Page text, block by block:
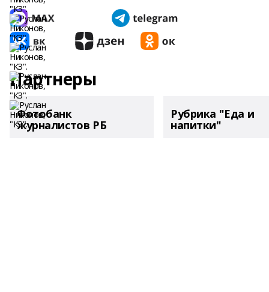
Партнеры
Фотобанк
журналистов РБ
Рубрика "Еда и
напитки"